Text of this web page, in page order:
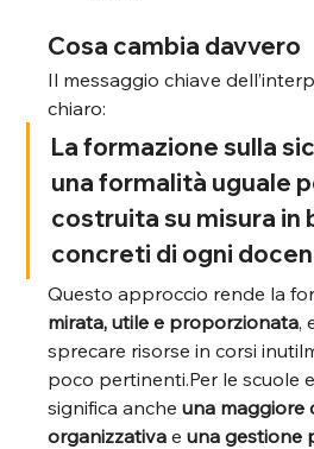
Cosa cambia davvero
Il messaggio chiave
chiaro:
La formazione sulla
una formalità uguale
costruita su misura in
concreti di ogni
Questo approccio rende la
mirata, utile e proporzionata,
sprecare risorse in corsi
poco pertinenti.Per le scuole
significa anche una maggiore
organizzativa e una gestione